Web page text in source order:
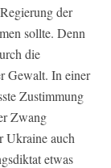
der
sollte. Denn
die
Gewalt. In einer
Zustimmung
Zwang
Ukraine auch
etwas